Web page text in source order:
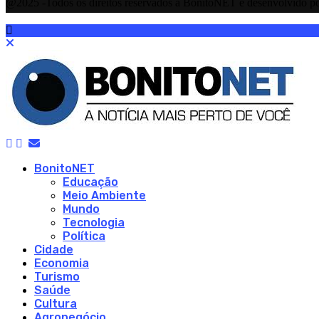
BonitoNET
Educação
Meio Ambiente
Mundo
Tecnologia
Política
Cidade
Economia
Turismo
Saúde
Cultura